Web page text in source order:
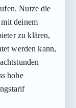
Nutze die
deinem
zu klären,
werden kann,
hohe